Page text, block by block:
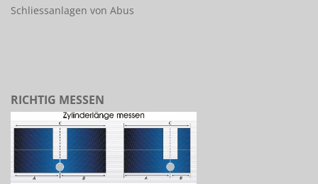
Schliessanlagen von Abus
RICHTIG MESSEN